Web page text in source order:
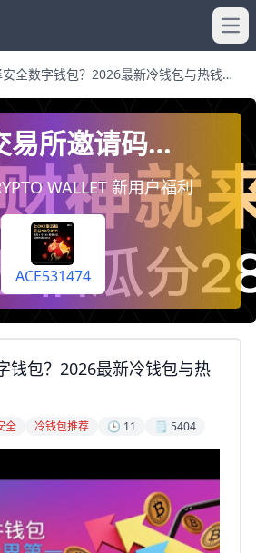
全数字钱包？2026最新冷钱包与热钱包
易所邀请码
，注册时填写即
手续费返佣20%
动到你账户）
WALLET 新用户福利
ACE531474
钱包？2026最新冷钱包与热
全 冷钱包推荐 🕒 11 🗒️ 5404